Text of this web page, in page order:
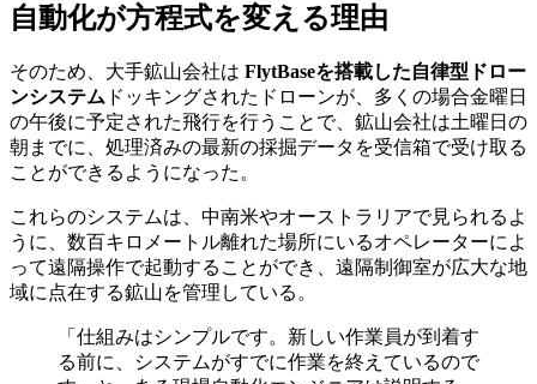
自動化が方程式を変える理由
そのため、大手鉱山会社は FlytBaseを搭載した自律型ドロー
ンシステム ドッキングされたドローンが、多くの場合金曜日
の午後に予定された飛行を行うことで、鉱山会社は土曜日の
朝までに、処理済みの最新の採掘データを受信箱で受け取る
ことができるようになった。
これらのシステムは、中南米やオーストラリアで見られるよ
うに、数百キロメートル離れた場所にいるオペレーターによ
って遠隔操作で起動することができ、遠隔制御室が広大な地
域に点在する鉱山を管理している。
「仕組みはシンプルです。新しい作業員が到着す
る前に、システムがすでに作業を終えているので